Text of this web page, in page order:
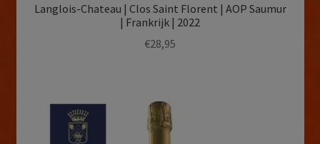
Langlois-Chateau | Clos Saint Florent | AOP Saumur
| Frankrijk | 2022
€28,95